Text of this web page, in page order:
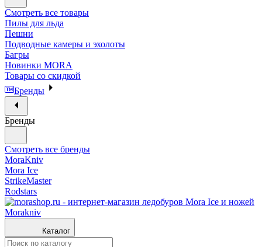
Смотреть все товары
Пилы для льда
Пешни
Подводные камеры и эхолоты
Багры
Новинки MORA
Товары со скидкой
Бренды
Бренды
Смотреть все бренды
MoraKniv
Mora Ice
StrikeMaster
Rodstars
Каталог